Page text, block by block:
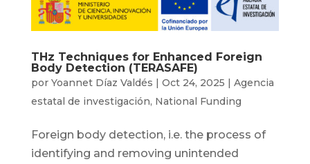
THz Techniques for Enhanced Foreign
Body Detection (TERASAFE)
por Yoannet Díaz Valdés | Oct 24, 2025 | Agencia
estatal de investigación, National Funding
Foreign body detection, i.e. the process of
identifying and removing unintended